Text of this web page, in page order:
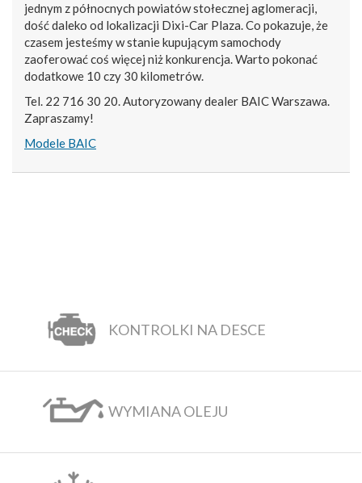
jednym z północnych powiatów stołecznej aglomeracji,
dość daleko od lokalizacji Dixi-Car Plaza. Co pokazuje, że
czasem jesteśmy w stanie kupującym samochody
zaoferować coś więcej niż konkurencja. Warto pokonać
dodatkowe 10 czy 30 kilometrów.
Tel. 22 716 30 20. Autoryzowany dealer BAIC Warszawa.
Zapraszamy!
Modele BAIC
KONTROLKI NA DESCE
WYMIANA OLEJU